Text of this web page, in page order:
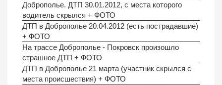
Доброполье. ДТП 30.01.2012, с места которого
водитель скрылся + ФОТО
ДТП в Доброполье 20.04.2012 (есть пострадавшие)
+ ФОТО
На трассе Доброполье - Покровск произошло
страшное ДТП + ФОТО
ДТП в Доброполье 21 марта (участник скрылся с
места происшествия) + ФОТО